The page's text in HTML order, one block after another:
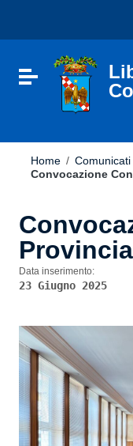
sito
include
Vai al footer
Attiva / disattiva la
Home / Comunicati
Convocazione
Data inserimento:
23 Giugno 2025